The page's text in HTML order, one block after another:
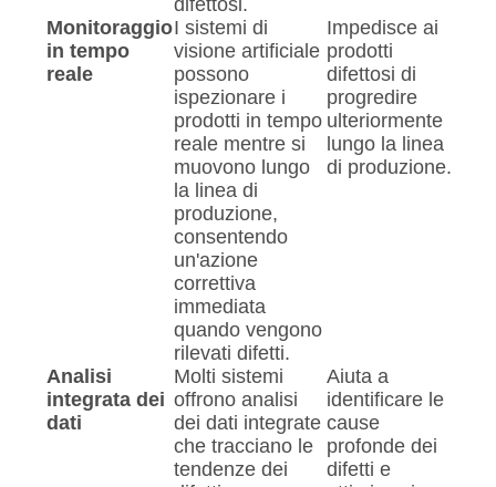
Monitoraggio
in tempo
reale
I sistemi di
visione artificiale
possono
ispezionare i
prodotti in tempo
reale mentre si
muovono lungo
la linea di
produzione,
consentendo
un'azione
correttiva
immediata
quando vengono
rilevati difetti.
Impedisce ai
prodotti
difettosi di
progredire
ulteriormente
lungo la linea
di produzione.
Analisi
integrata dei
dati
Molti sistemi
offrono analisi
dei dati integrate
che tracciano le
tendenze dei
Aiuta a
identificare le
cause
profonde dei
difetti e